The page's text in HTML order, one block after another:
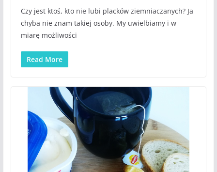
Czy jest ktoś, kto nie lubi placków ziemniaczanych? Ja
chyba nie znam takiej osoby. My uwielbiamy i w
miarę możliwości
Read More